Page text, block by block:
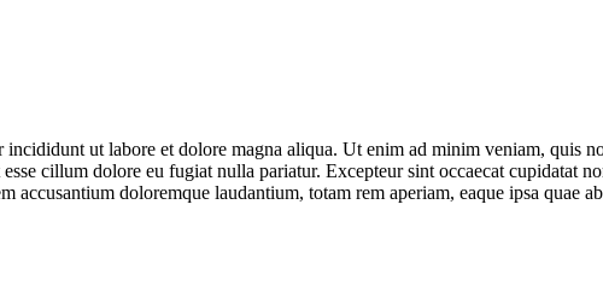
ut labore et dolore magna aliqua. Ut enim ad minim veniam, quis
cillum dolore eu fugiat nulla pariatur. Excepteur sint occaecat cupidatat
accusantium doloremque laudantium, totam rem aperiam, eaque ipsa quae